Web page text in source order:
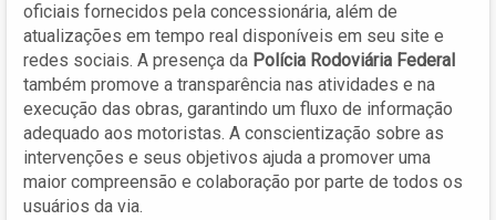
oficiais fornecidos pela concessionária, além de
atualizações em tempo real disponíveis em seu site e
redes sociais. A presença da Polícia Rodoviária Federal
também promove a transparência nas atividades e na
execução das obras, garantindo um fluxo de informação
adequado aos motoristas. A conscientização sobre as
intervenções e seus objetivos ajuda a promover uma
maior compreensão e colaboração por parte de todos os
usuários da via.